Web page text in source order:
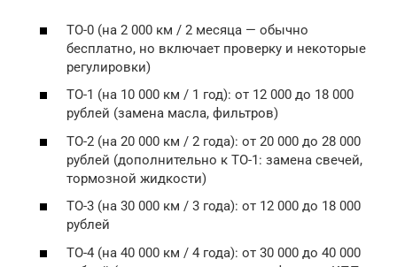
ТО-0 (на 2 000 км / 2 месяца — обычно
бесплатно, но включает проверку и некоторые
регулировки)
ТО-1 (на 10 000 км / 1 год): от 12 000 до 18 000
рублей (замена масла, фильтров)
ТО-2 (на 20 000 км / 2 года): от 20 000 до 28 000
рублей (дополнительно к ТО-1: замена свечей,
тормозной жидкости)
ТО-3 (на 30 000 км / 3 года): от 12 000 до 18 000
рублей
ТО-4 (на 40 000 км / 4 года): от 30 000 до 40 000